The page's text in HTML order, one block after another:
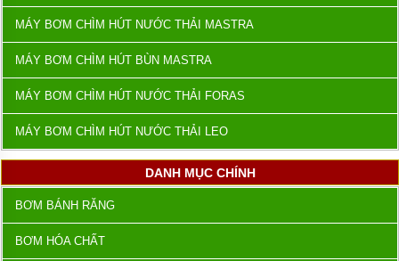
MÁY BƠM CHÌM HÚT NƯỚC THẢI MASTRA
MÁY BƠM CHÌM HÚT BÙN MASTRA
MÁY BƠM CHÌM HÚT NƯỚC THẢI FORAS
MÁY BƠM CHÌM HÚT NƯỚC THẢI LEO
DANH MỤC CHÍNH
BƠM BÁNH RĂNG
BƠM HÓA CHẤT